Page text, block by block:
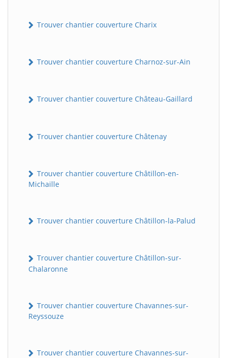
Trouver chantier couverture Charix
Trouver chantier couverture Charnoz-sur-Ain
Trouver chantier couverture Château-Gaillard
Trouver chantier couverture Châtenay
Trouver chantier couverture Châtillon-en-
Michaille
Trouver chantier couverture Châtillon-la-Palud
Trouver chantier couverture Châtillon-sur-
Chalaronne
Trouver chantier couverture Chavannes-sur-
Reyssouze
Trouver chantier couverture Chavannes-sur-